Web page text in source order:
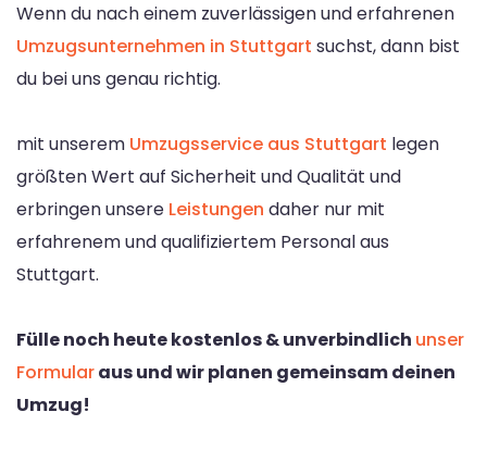
Wenn du nach einem zuverlässigen und erfahrenen
Umzugsunternehmen in Stuttgart suchst, dann bist
du bei uns genau richtig.
mit unserem Umzugsservice aus Stuttgart legen
größten Wert auf Sicherheit und Qualität und
erbringen unsere Leistungen daher nur mit
erfahrenem und qualifiziertem Personal aus
Stuttgart.
Fülle noch heute kostenlos & unverbindlich unser
Formularaus und wir planen gemeinsam deinen
Umzug!